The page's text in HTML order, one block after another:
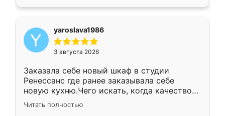
yaroslava1986
3 августа 2026
Заказала себе новый шкаф в студии
Ренессанс где ранее заказывала себе
новую кухню.Чего искать, когда качеством
вполне довольна. Служит кухня уже почти
два года, нареканий нет.
Читать полностью